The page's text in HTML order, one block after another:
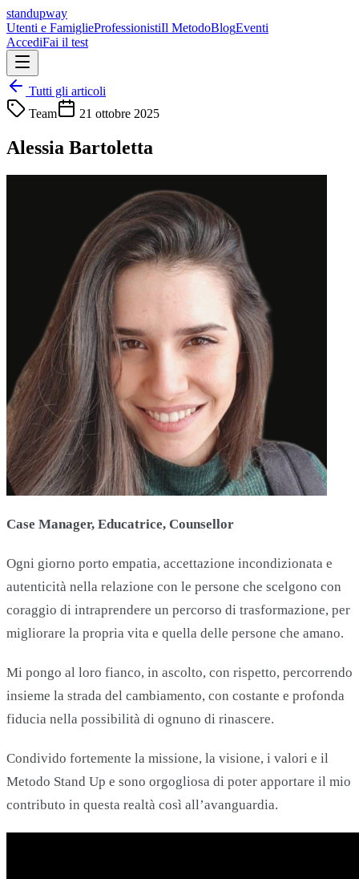
standupway
Utenti e FamiglieProfessionistiIl MetodoBlogEventi
AccediFai il test
Tutti gli articoli
Team
21 ottobre 2025
Alessia Bartoletta
Case Manager, Educatrice, Counsellor
Ogni giorno porto empatia, accettazione incondizionata e
autenticità nella relazione con le persone che scelgono con
coraggio di intraprendere un percorso di trasformazione, per
migliorare la propria vita e quella delle persone che amano.
Mi pongo al loro fianco, in ascolto, con rispetto, percorrendo
insieme la strada del cambiamento, con costante e profonda
fiducia nella possibilità di ognuno di rinascere.
Condivido fortemente la missione, la visione, i valori e il
Metodo Stand Up e sono orgogliosa di poter apportare il mio
contributo in questa realtà così all’avanguardia.